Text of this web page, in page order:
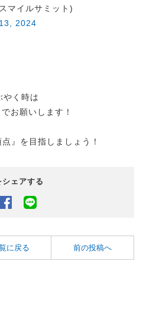
マイルサミット)
2024
く時は
お願いします！
』を目指しましょう！
シェアする
Facebook
に戻る 前の投稿へ